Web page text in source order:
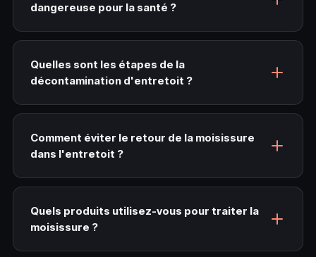
dangereuse pour la santé ?
Quelles sont les étapes de la
décontamination d'entretoit ?
Comment éviter le retour de la moisissure
dans l'entretoit ?
Quels produits utilisez-vous pour traiter la
moisissure ?